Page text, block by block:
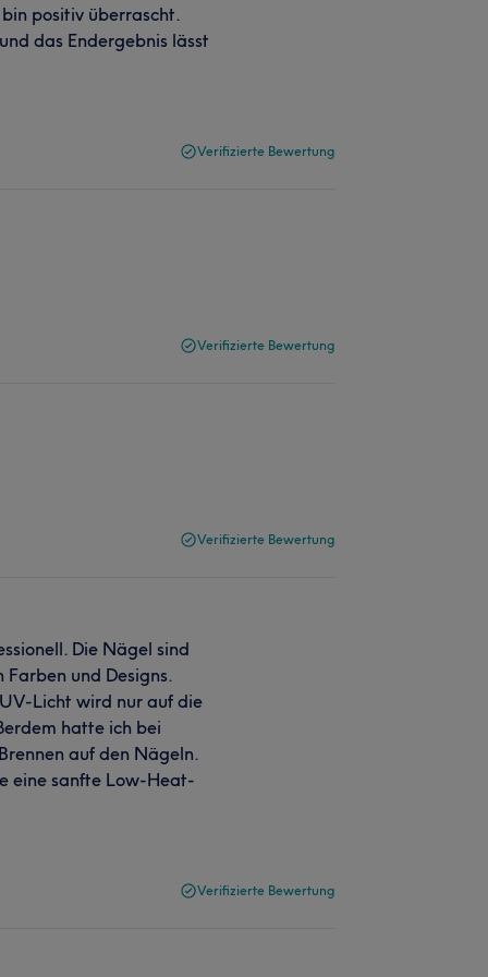
positiv überrascht.
das Endergebnis lässt
Verifizierte Bewertung
Verifizierte Bewertung
Verifizierte Bewertung
Die Nägel sind
und Designs.
Licht wird nur auf die
hatte ich bei
auf den Nägeln.
eine sanfte Low-Heat-
Verifizierte Bewertung